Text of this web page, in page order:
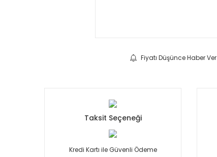
Fiyatı Düşünce Haber Ver
Taksit Seçeneği
Kredi Kartı ile Güvenli Ödeme